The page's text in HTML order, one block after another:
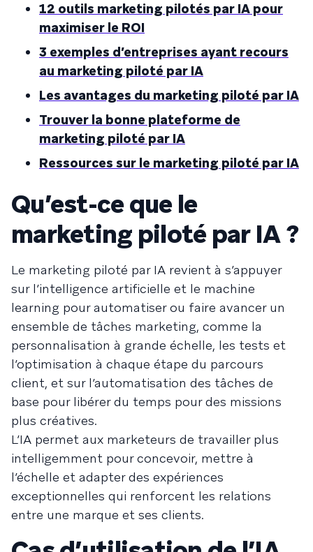
12 outils marketing pilotés par IA pour
maximiser le ROI
3 exemples d’entreprises ayant recours
au marketing piloté par IA
Les avantages du marketing piloté par IA
Trouver la bonne plateforme de
marketing piloté par IA
Ressources sur le marketing piloté par IA
Qu’est-ce que le
marketing piloté par IA ?
Le marketing piloté par IA revient à s’appuyer
sur l’intelligence artificielle et le machine
learning pour automatiser ou faire avancer un
ensemble de tâches marketing, comme la
personnalisation à grande échelle, les tests et
l’optimisation à chaque étape du parcours
client, et sur l’automatisation des tâches de
base pour libérer du temps pour des missions
plus créatives.
L’IA permet aux marketeurs de travailler plus
intelligemment pour concevoir, mettre à
l’échelle et adapter des expériences
exceptionnelles qui renforcent les relations
entre une marque et ses clients.